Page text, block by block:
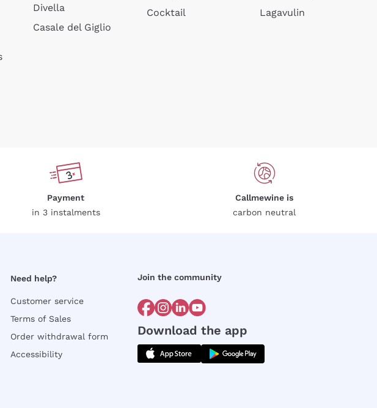
Divella
Casale del Giglio
Cocktail
Lagavulin
Payment
in 3 instalments
Callmewine is
carbon neutral
Need help?
Customer service
Terms of Sales
Order withdrawal form
Accessibility
Join the community
Download the app